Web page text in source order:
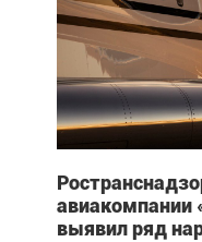
авиакомпании
выявил ряд